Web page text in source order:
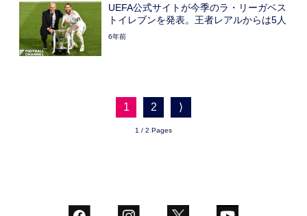
UEFA公式サイトが今季のラ・リーガベス
トイレブンを発表。王者レアルからは5人
6年前
1 2 ⟩
1 / 2 Pages